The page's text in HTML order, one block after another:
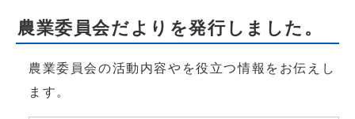
農業委員会だよりを発行しました。
農業委員会の活動内容やを役立つ情報をお伝えし
ます。